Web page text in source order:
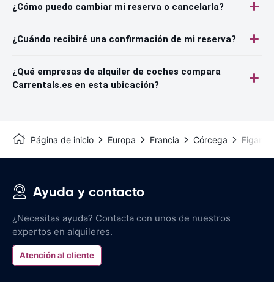
¿Cómo puedo cambiar mi reserva o cancelarla?
¿Cuándo recibiré una confirmación de mi reserva?
¿Qué empresas de alquiler de coches compara
Carrentals.es en esta ubicación?
Página de inicio Europa Francia Córcega Figari
Ayuda y contacto
¿Necesitas ayuda? Contacta con unos de nuestros
expertos en alquileres.
Atención al cliente